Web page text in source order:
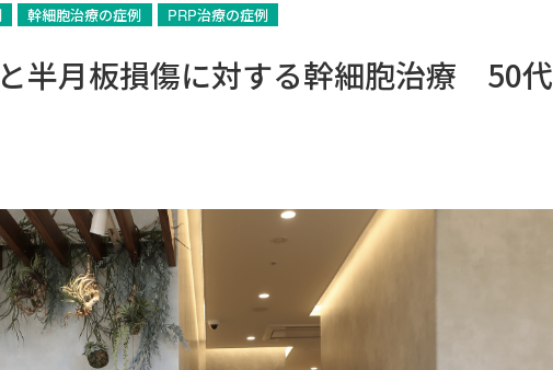
幹細胞治療の症例 PRP治療の症例
半月板損傷に対する幹細胞治療 50代